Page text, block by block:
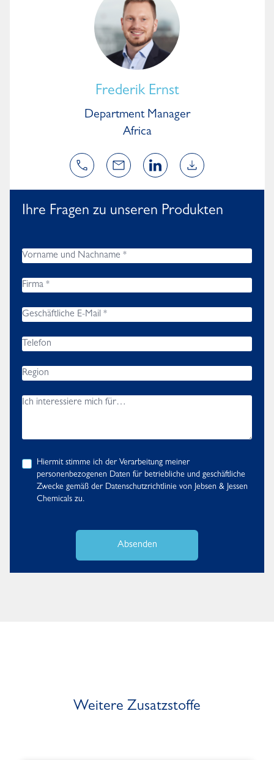
Frederik Ernst
Department Manager
Africa
Ihre Fragen zu unseren Produkten
Hiermit stimme ich der Verarbeitung meiner
personenbezogenen Daten für betriebliche und geschäftliche
Zwecke gemäß der Datenschutzrichtlinie von Jebsen & Jessen
Chemicals zu.
Absenden
Weitere Zusatzstoffe